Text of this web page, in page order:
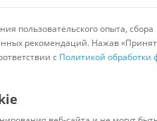
Детям и мамам Красота и
спорт
пользовательского опыта, сбора
рекомендаций. Нажав
с Политикой обработки